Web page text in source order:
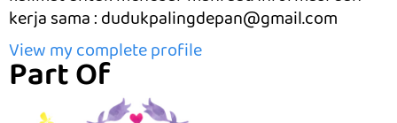
kerja sama : dudukpalingdepan@gmail.com
View my complete profile
Part Of